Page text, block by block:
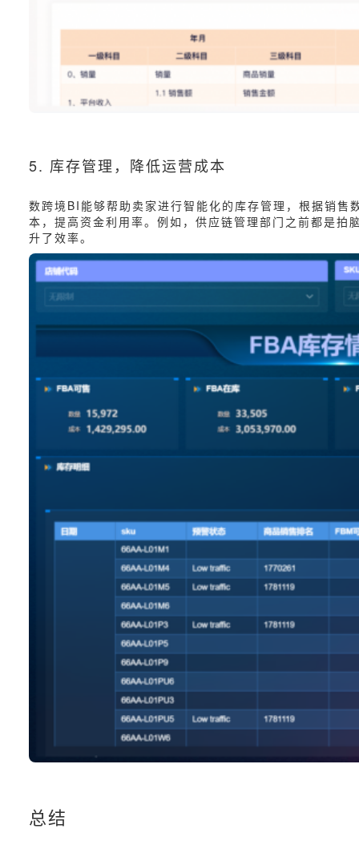
5. 库存管理，降低运营成本
数跨境BI能够帮助卖家进行智能化的库存管理，根据销
本，提高资金利用率。例如，供应链管理部门之前都是
升了效率。
总结